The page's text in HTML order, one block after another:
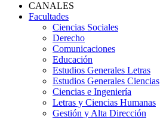
CANALES
Facultades
Ciencias Sociales
Derecho
Comunicaciones
Educación
Estudios Generales Letras
Estudios Generales Ciencias
Ciencias e Ingeniería
Letras y Ciencias Humanas
Gestión y Alta Dirección